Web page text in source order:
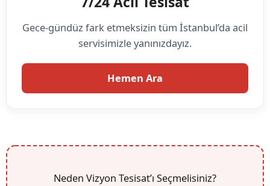
Gece-gündüz fark etmeksizin tüm İstanbul’da acil
servisimizle yanınızdayız.
Hemen Ara
Neden Vizyon Tesisat’ı Seçmelisiniz?